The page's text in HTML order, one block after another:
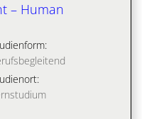
– Human